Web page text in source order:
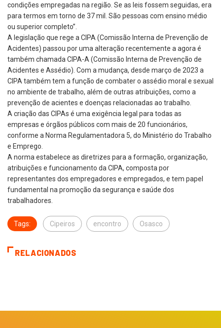
condições empregadas na região. Se as leis fossem seguidas, era
para termos em torno de 37 mil. São pessoas com ensino médio
ou superior completo”.
A legislação que rege a CIPA (Comissão Interna de Prevenção de
Acidentes) passou por uma alteração recentemente a agora é
também chamada CIPA-A (Comissão Interna de Prevenção de
Acidentes e Assédio). Com a mudança, desde março de 2023 a
CIPA também tem a função de combater o assédio moral e sexual
no ambiente de trabalho, além de outras atribuições, como a
prevenção de acientes e doenças relacionadas ao trabalho.
A criação das CIPAs é uma exigência legal para todas as
empresas e órgãos públicos com mais de 20 funcionários,
conforme a Norma Regulamentadora 5, do Ministério do Trabalho
e Emprego.
A norma estabelece as diretrizes para a formação, organização,
atribuições e funcionamento da CIPA, composta por
representantes dos empregadores e empregados, e tem papel
fundamental na promoção da segurança e saúde dos
trabalhadores.
Tags: Cipeiros encontro Osasco
RELACIONADOS